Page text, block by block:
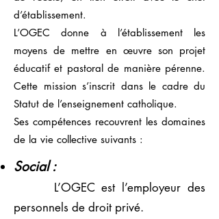
d’établissement.
L’OGEC donne à l’établissement les
moyens de mettre en œuvre son projet
éducatif et pastoral de manière pérenne.
Cette mission s’inscrit dans le cadre du
Statut de l’enseignement catholique.
Ses compétences recouvrent les domaines
de la vie collective suivants :
Social :
L’OGEC est l’employeur des
personnels de droit privé.